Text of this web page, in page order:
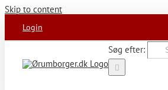
Skip to content
Login
Søg efter:
Ørum IF